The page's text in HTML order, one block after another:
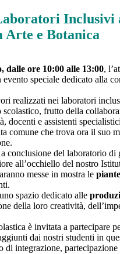
Inclusivi
Arte e Botanica
dalle ore 10:00 alle 13:00,
evento speciale dedicato alla
realizzati nei laboratori
scolastico, frutto della
docenti e assistenti
comune che trova ora il suo
conclusione del laboratorio di
all’occhiello del nostro
messe in mostra le
spazio dedicato alle
della loro creatività,
è invitata a partecipare
dai nostri studenti in
di integrazione, partecipazione